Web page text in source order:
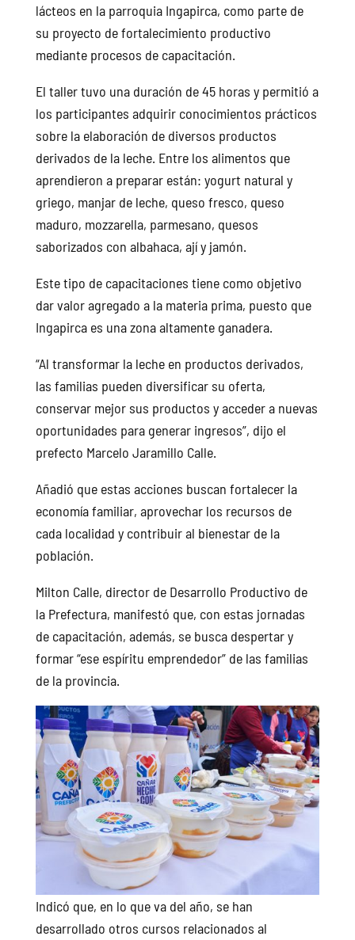
lácteos en la parroquia Ingapirca, como parte de
su proyecto de fortalecimiento productivo
mediante procesos de capacitación.
El taller tuvo una duración de 45 horas y permitió a
los participantes adquirir conocimientos prácticos
sobre la elaboración de diversos productos
derivados de la leche. Entre los alimentos que
aprendieron a preparar están: yogurt natural y
griego, manjar de leche, queso fresco, queso
maduro, mozzarella, parmesano, quesos
saborizados con albahaca, ají y jamón.
Este tipo de capacitaciones tiene como objetivo
dar valor agregado a la materia prima, puesto que
Ingapirca es una zona altamente ganadera.
“Al transformar la leche en productos derivados,
las familias pueden diversificar su oferta,
conservar mejor sus productos y acceder a nuevas
oportunidades para generar ingresos”, dijo el
prefecto Marcelo Jaramillo Calle.
Añadió que estas acciones buscan fortalecer la
economía familiar, aprovechar los recursos de
cada localidad y contribuir al bienestar de la
población.
Milton Calle, director de Desarrollo Productivo de
la Prefectura, manifestó que, con estas jornadas
de capacitación, además, se busca despertar y
formar “ese espíritu emprendedor” de las familias
de la provincia.
Indicó que, en lo que va del año, se han
desarrollado otros cursos relacionados al